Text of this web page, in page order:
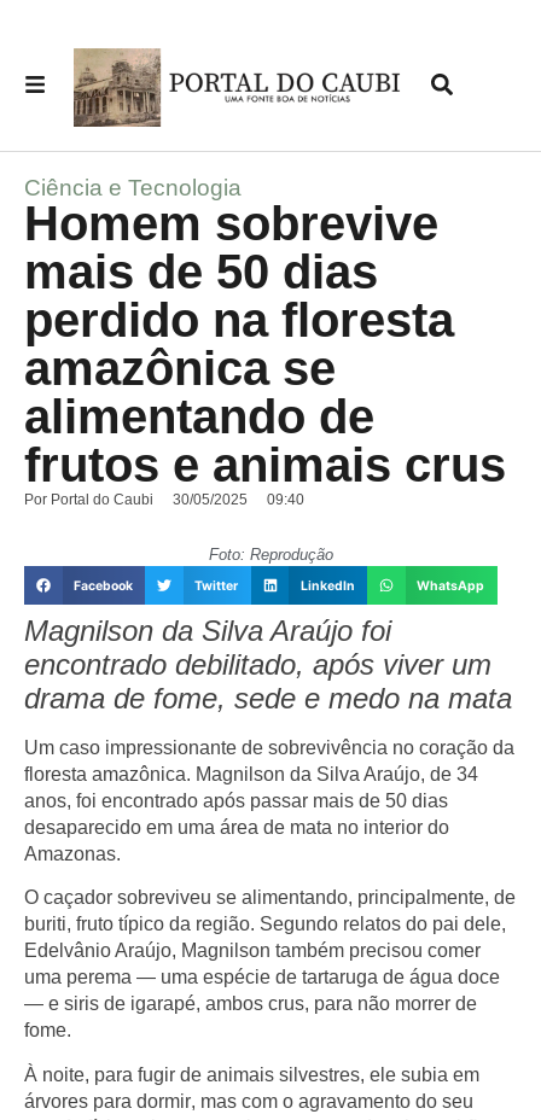
Ciência e Tecnologia
Homem sobrevive
mais de 50 dias
perdido na floresta
amazônica se
alimentando de
frutos e animais crus
Por Portal do Caubi 30/05/2025 09:40
Foto: Reprodução
Facebook Twitter LinkedIn WhatsApp
Magnilson da Silva Araújo foi
encontrado debilitado, após viver um
drama de fome, sede e medo na mata
Um caso impressionante de sobrevivência no coração da
floresta amazônica. Magnilson da Silva Araújo, de 34
anos, foi encontrado após passar mais de 50 dias
desaparecido em uma área de mata no interior do
Amazonas.
O caçador sobreviveu se alimentando, principalmente, de
buriti, fruto típico da região. Segundo relatos do pai dele,
Edelvânio Araújo, Magnilson também precisou comer
uma perema — uma espécie de tartaruga de água doce
— e siris de igarapé, ambos crus, para não morrer de
fome.
À noite, para fugir de animais silvestres, ele subia em
árvores para dormir, mas com o agravamento do seu